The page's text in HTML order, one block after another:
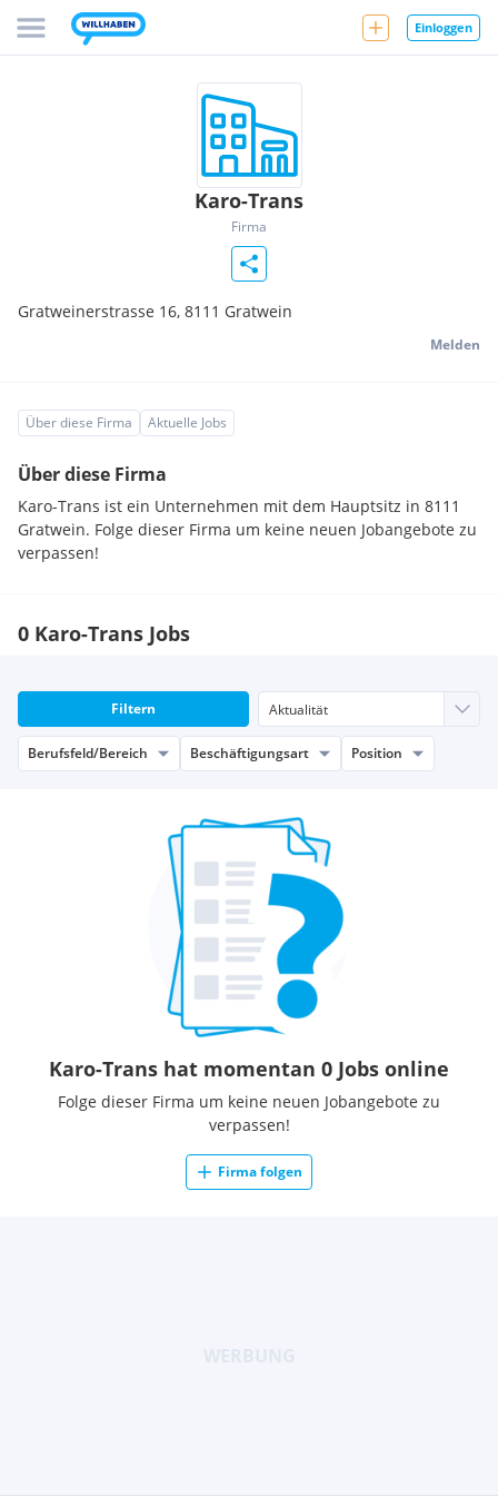
Einloggen
Karo-Trans
Firma
Gratweinerstrasse 16, 8111 Gratwein
Melden
Über diese Firma Aktuelle Jobs
Über diese Firma
Karo-Trans ist ein Unternehmen mit dem Hauptsitz in 8111
Gratwein. Folge dieser Firma um keine neuen Jobangebote zu
verpassen!
0 Karo-Trans Jobs
Filtern
Berufsfeld/Bereich Beschäftigungsart Position
Karo-Trans hat momentan 0 Jobs online
Folge dieser Firma um keine neuen Jobangebote zu
verpassen!
Firma folgen